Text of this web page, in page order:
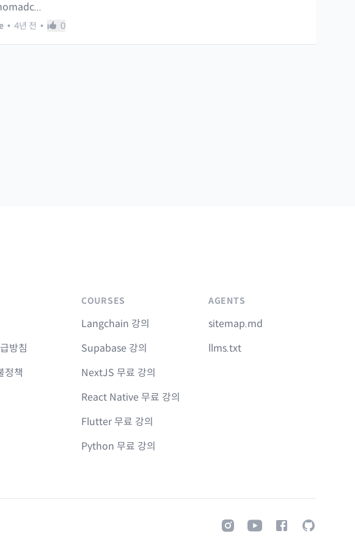
• 4년 전 • 0
방침
정책
COURSES
Langchain 강의
Supabase 강의
NextJS 무료 강의
React Native 무료 강의
Flutter 무료 강의
Python 무료 강의
AGENTS
sitemap.md
llms.txt
InstagramYoutubeFacebookGitHub